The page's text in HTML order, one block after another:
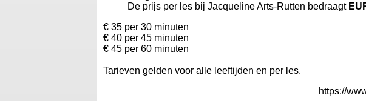
De prijs per les bij Jacqueline Arts-Rutten bedraagt
€ 35 per 30 minuten
€ 40 per 45 minuten
€ 45 per 60 minuten
Tarieven gelden voor alle leeftijden en per les.
https://